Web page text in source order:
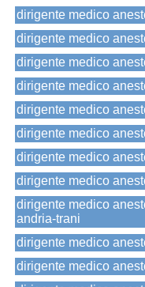
dirigente medico
dirigente medico
dirigente medico
dirigente medico
dirigente medico
dirigente medico
dirigente medico
dirigente medico
dirigente medico
andria-trani
dirigente medico
dirigente medico